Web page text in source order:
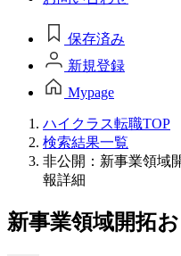
保存済み
新規登録
Mypage
ハイクラス転職TOP
検索結果一覧
非公開：新事業領域
報詳細
新事業領域開拓